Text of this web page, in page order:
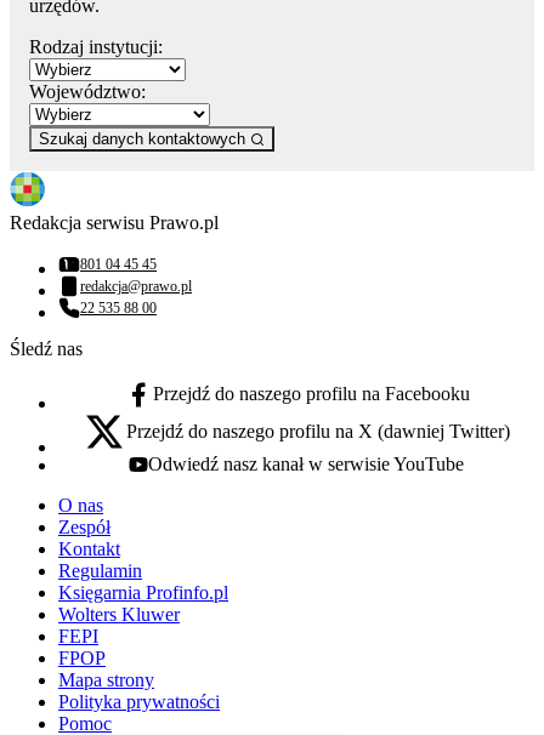
urzędów.
Rodzaj instytucji:
Województwo:
Szukaj danych kontaktowych
Redakcja serwisu Prawo.pl
Numer telefonu:
801 04 45 45
Adres email:
redakcja@prawo.pl
Numer telefonu:
22 535 88 00
Śledź nas
facebook - otwiera się w nowej karcie
Przejdź do naszego profilu na Facebooku
x - otwiera się w nowej karcie
Przejdź do naszego profilu na X (dawniej Twitter)
youtube - otwiera się w nowej karcie
Odwiedź nasz kanał w serwisie YouTube
O nas
Zespół
Kontakt
Regulamin
Księgarnia Profinfo.pl
Wolters Kluwer
FEPI
FPOP
Mapa strony
Polityka prywatności
Pomoc